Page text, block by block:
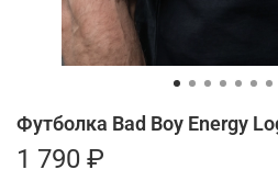
Футболка Bad Boy Energy
1 790 ₽